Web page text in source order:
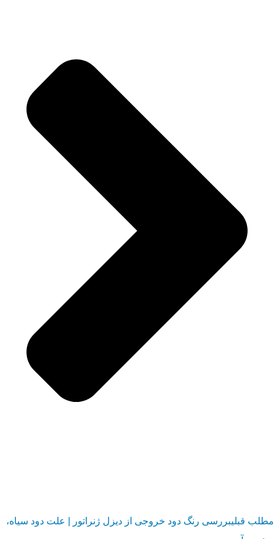
مطلب قبلیبررسی رنگ دود خروجی از دیزل ژنراتور | علت دود سیاه،